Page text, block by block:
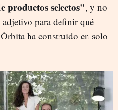
productos selectos", y no
adjetivo para definir qué
ha construido en solo